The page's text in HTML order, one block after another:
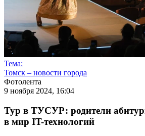
Тема:
Томск – новости города
Фотолента
9 ноября 2024, 16:04
Тур в ТУСУР: родители
в мир IT-технологий